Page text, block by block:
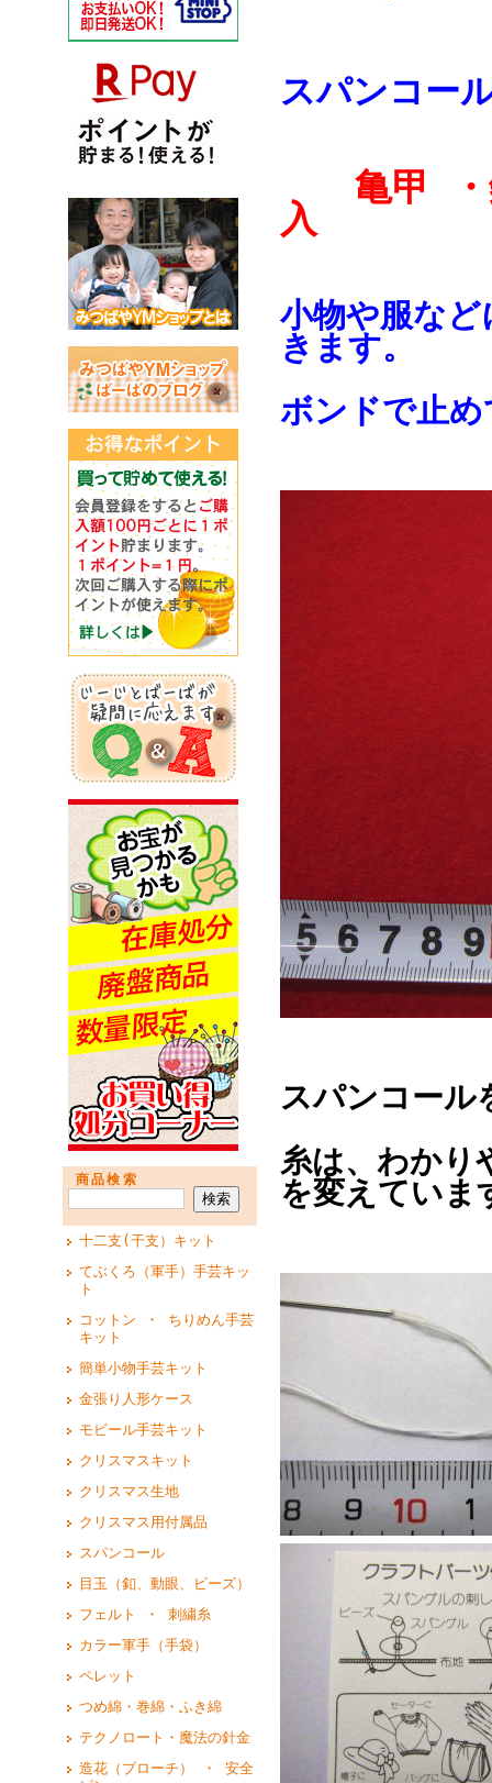
商品検索
十二支(干支）キット
てぶくろ（軍手）手芸キッ
ト
コットン ・ ちりめん手芸
キット
簡単小物手芸キット
金張り人形ケース
モビール手芸キット
クリスマスキット
クリスマス生地
クリスマス用付属品
スパンコール
目玉（釦、動眼、ビーズ）
フェルト ・ 刺繍糸
カラー軍手（手袋）
ペレット
つめ綿・巻綿・ふき綿
テクノロート・魔法の針金
造花（ブローチ） ・ 安全
スパンコー
亀甲 ・
入
小物や服な
きます。
ボンドで止
スパンコール
糸は、わかり
を変えていま